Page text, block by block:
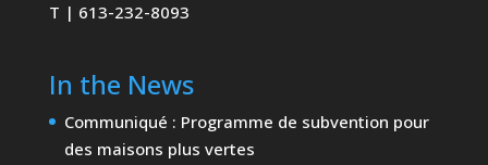
T | 613-232-8093
In the News
Communiqué : Programme de subvention pour
des maisons plus vertes